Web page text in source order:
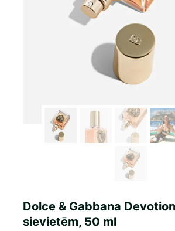
Dolce & Gabbana
sievietēm, 50 ml